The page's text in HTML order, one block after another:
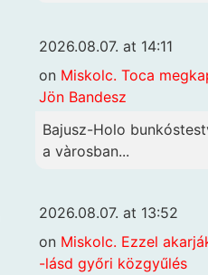
2026.08.07. at 14:11
on Miskolc. Toca
Jön Bandesz
Bajusz-Holo
a vàrosban...
2026.08.07. at 13:52
on Miskolc. Ezzel
-lásd győri közgyűlés